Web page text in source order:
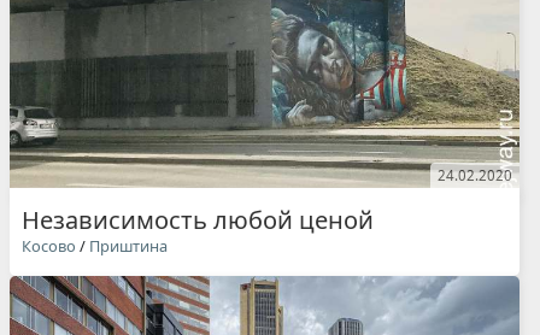
24.02.2020
Независимость любой ценой
Косово / Приштина